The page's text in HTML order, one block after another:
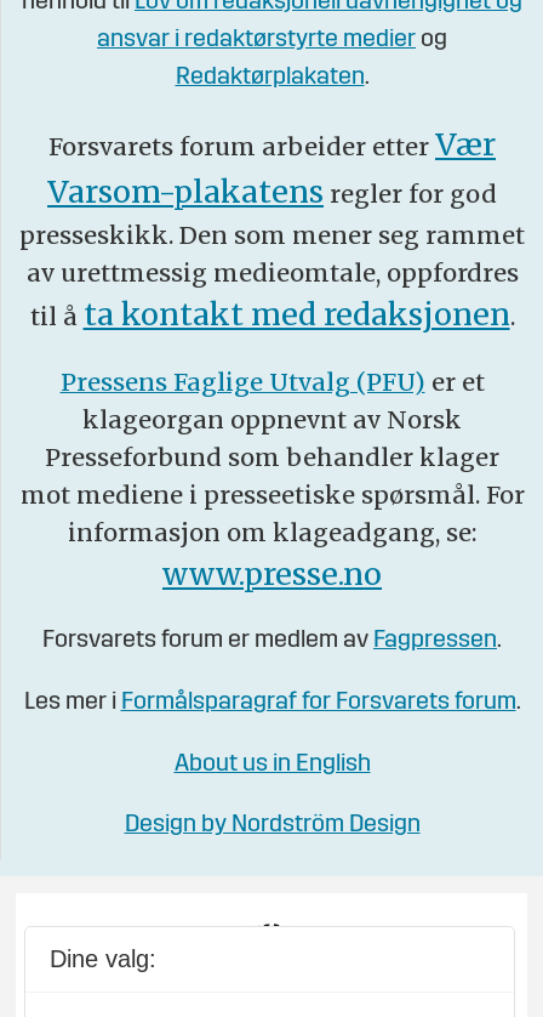
ansvar i redaktørstyrte medier og
Redaktørplakaten.
Forsvarets forum arbeider etter Vær
Varsom-plakatens regler for god
presseskikk. Den som mener seg rammet
av urettmessig medieomtale, oppfordres
til å ta kontakt med redaksjonen.
Pressens Faglige Utvalg (PFU) er et
klageorgan oppnevnt av Norsk
Presseforbund som behandler klager
mot mediene i presseetiske spørsmål. For
informasjon om klageadgang, se:
www.presse.no
Forsvarets forum er medlem av Fagpressen.
Les mer i Formålsparagraf for Forsvarets forum.
About us in English
Design by Nordström Design
Dine valg: